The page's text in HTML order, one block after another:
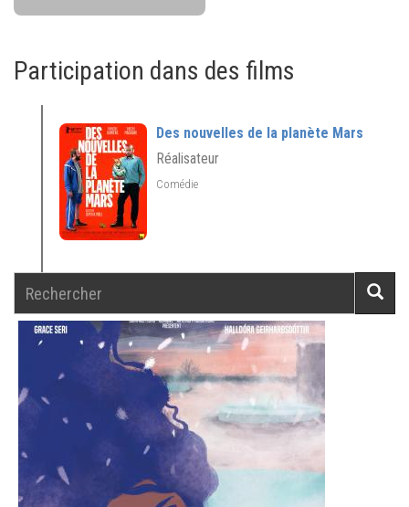
Participation dans des films
Des nouvelles de la planète Mars
Réalisateur
Comédie